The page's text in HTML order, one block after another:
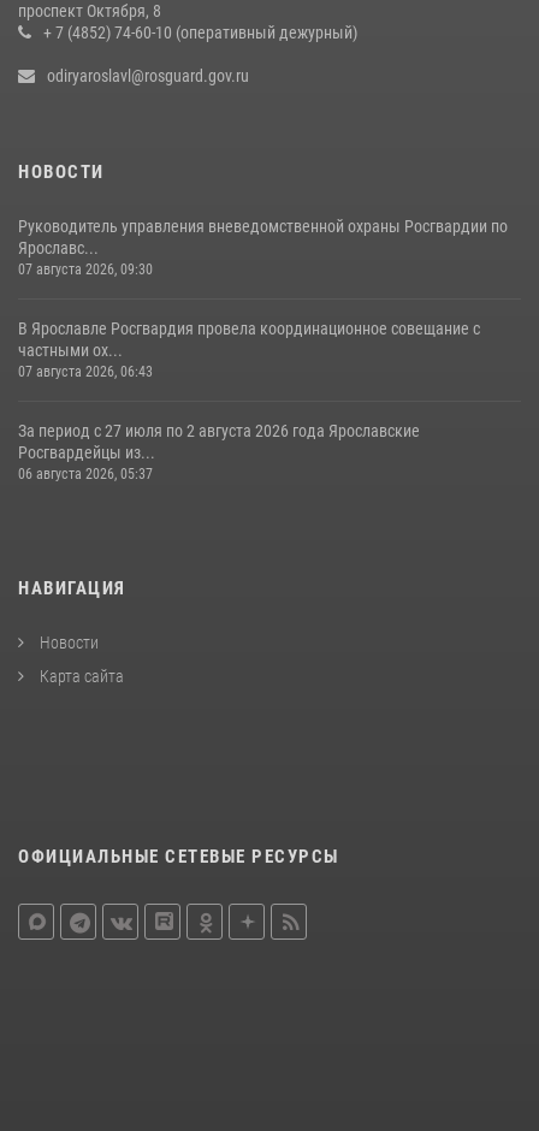
проспект Октября, 8
+ 7 (4852) 74-60-10 (оперативный дежурный)
odiryaroslavl@rosguard.gov.ru
НОВОСТИ
Руководитель управления вневедомственной охраны Росгвардии по
Ярославс...
07 августа 2026, 09:30
В Ярославле Росгвардия провела координационное совещание с
частными ох...
07 августа 2026, 06:43
За период с 27 июля по 2 августа 2026 года Ярославские
Росгвардейцы из...
06 августа 2026, 05:37
НАВИГАЦИЯ
Новости
Карта сайта
ОФИЦИАЛЬНЫЕ СЕТЕВЫЕ РЕСУРСЫ